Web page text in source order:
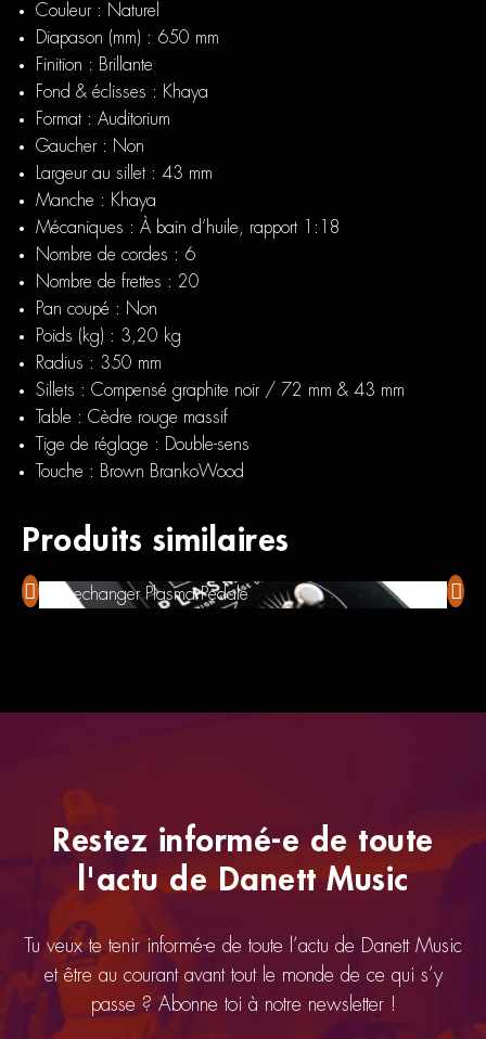
Couleur : Naturel
Diapason (mm) : 650 mm
Finition : Brillante
Fond & éclisses : Khaya
Format : Auditorium
Gaucher : Non
Largeur au sillet : 43 mm
Manche : Khaya
Mécaniques : À bain d’huile, rapport 1:18
Nombre de cordes : 6
Nombre de frettes : 20
Pan coupé : Non
Poids (kg) : 3,20 kg
Radius : 350 mm
Sillets : Compensé graphite noir / 72 mm & 43 mm
Table : Cèdre rouge massif
Tige de réglage : Double-sens
Touche : Brown BrankoWood
Produits similaires
Gamechanger Plasma Pedale
Restez informé-e de toute
l'actu de Danett Music
Tu veux te tenir informé-e de toute l’actu de Danett Music
et être au courant avant tout le monde de ce qui s’y
passe ? Abonne toi à notre newsletter !